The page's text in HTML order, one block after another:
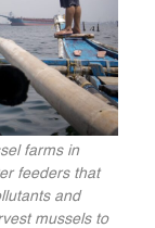
farms in
feeders that
and
mussels to